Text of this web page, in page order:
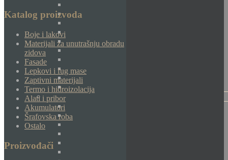
Katalog proizvoda
Boje i lakovi
Materijali za unutrašnju obradu
zidova
Fasade
Lepkovi i fug mase
Zaptivni materijali
Termo i hidroizolacija
Alati i pribor
Akumulatori
Šrafovska roba
Ostalo
Proizvođači